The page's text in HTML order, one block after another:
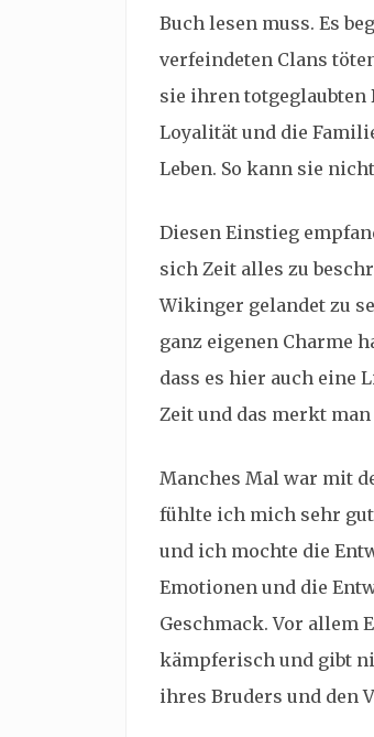
Buch lesen muss. Es
verfeindeten Clans
sie ihren totgeglaubten
Loyalität und die
Leben. So kann sie
Diesen Einstieg
sich Zeit alles zu
Wikinger gelandet zu
ganz eigenen Charme
dass es hier auch eine
Zeit und das merkt
Manches Mal war mit
fühlte ich mich sehr
und ich mochte die
Emotionen und die
Geschmack. Vor allem
kämpferisch und gibt
ihres Bruders und den